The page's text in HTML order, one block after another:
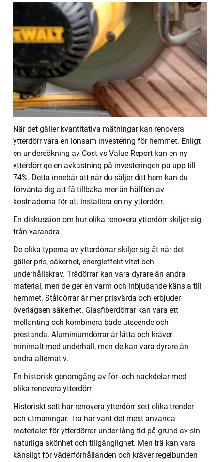
När det gäller kvantitativa mätningar kan renovera
ytterdörr vara en lönsam investering för hemmet. Enligt
en undersökning av Cost vs Value Report kan en ny
ytterdörr ge en avkastning på investeringen på upp till
74%. Detta innebär att när du säljer ditt hem kan du
förvänta dig att få tillbaka mer än hälften av
kostnaderna för att installera en ny ytterdörr.
En diskussion om hur olika renovera ytterdörr skiljer sig
från varandra
De olika typerna av ytterdörrar skiljer sig åt när det
gäller pris, säkerhet, energieffektivitet och
underhållskrav. Trädörrar kan vara dyrare än andra
material, men de ger en varm och inbjudande känsla till
hemmet. Ståldörrar är mer prisvärda och erbjuder
överlägsen säkerhet. Glasfiberdörrar kan vara ett
mellanting och kombinera både utseende och
prestanda. Aluminiumdörrar är lätta och kräver
minimalt med underhåll, men de kan vara dyrare än
andra alternativ.
En historisk genomgång av för- och nackdelar med
olika renovera ytterdörr
Historiskt sett har renovera ytterdörr sett olika trender
och utmaningar. Trä har varit det mest använda
materialet för ytterdörrar under lång tid på grund av sin
naturliga skönhet och tillgänglighet. Men trä kan vara
känsligt för väderförhållanden och kräver regelbunden